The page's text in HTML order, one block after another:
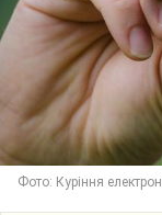
Фото: Куріння